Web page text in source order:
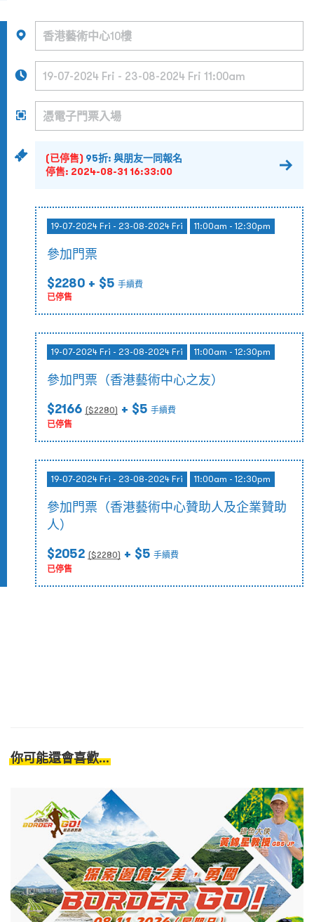
(已停售) 95折: 與朋友一同報名
停售: 2024-08-31 16:33:00
19-07-2024 Fri - 23-08-2024 Fri 11:00am - 12:30pm
參加門票
$2280 + $5 手續費
已停售
19-07-2024 Fri - 23-08-2024 Fri 11:00am - 12:30pm
參加門票（香港藝術中心之友）
$2166 ($2280) + $5 手續費
已停售
19-07-2024 Fri - 23-08-2024 Fri 11:00am - 12:30pm
參加門票（香港藝術中心贊助人及企業贊助
人）
$2052 ($2280) + $5 手續費
已停售
你可能還會喜歡...